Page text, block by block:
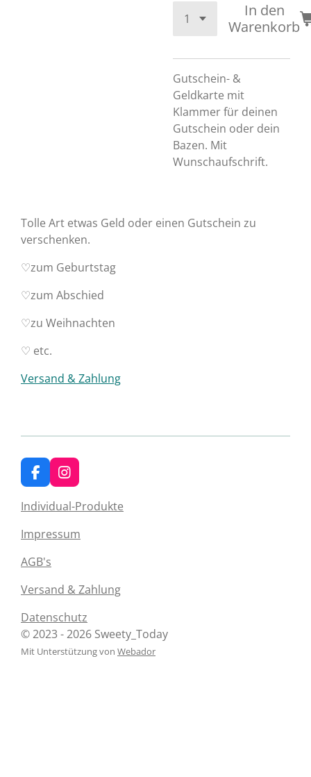
In den
Warenkorb
Gutschein- &
Geldkarte mit
Klammer für deinen
Gutschein oder dein
Bazen. Mit
Wunschaufschrift.
Tolle Art etwas Geld oder einen Gutschein zu
verschenken.
♡zum Geburtstag
♡zum Abschied
♡zu Weihnachten
♡ etc.
Versand & Zahlung
F
a
c
e
b
o
o
k
I
n
s
t
a
g
m
Individual-Produkte
Impressum
AGB's
Versand & Zahlung
Datenschutz
© 2023 - 2026 Sweety_Today
Mit Unterstützung von Webador